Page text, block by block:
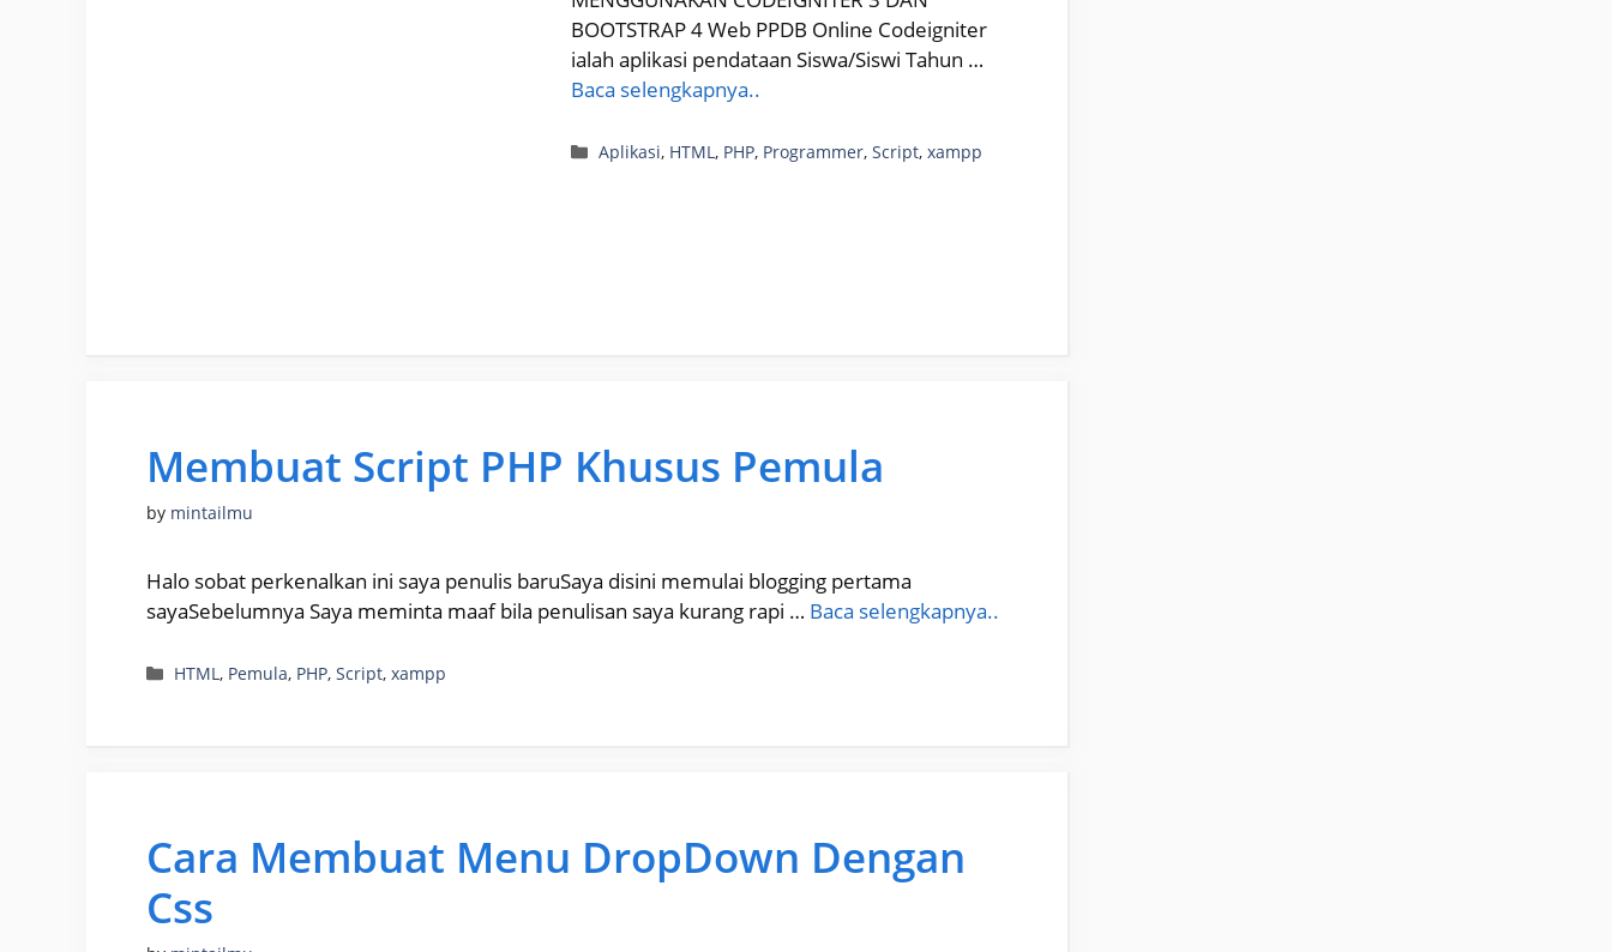
BOOTSTRAP 4 Web PPDB Online Codeigniter
ialah aplikasi pendataan Siswa/Siswi Tahun …
Baca selengkapnya..
Categories
Aplikasi, HTML, PHP, Programmer,Script,xampp
Membuat Script PHP Khusus Pemula
by mintailmu
Halo sobat perkenalkan ini saya penulis baruSaya disini memulai blogging pertama
sayaSebelumnya Saya meminta maaf bila penulisan saya kurang rapi … Baca selengkapnya..
Categories
HTML, Pemula, PHP,Script,xampp
Cara Membuat Menu DropDown Dengan
Css